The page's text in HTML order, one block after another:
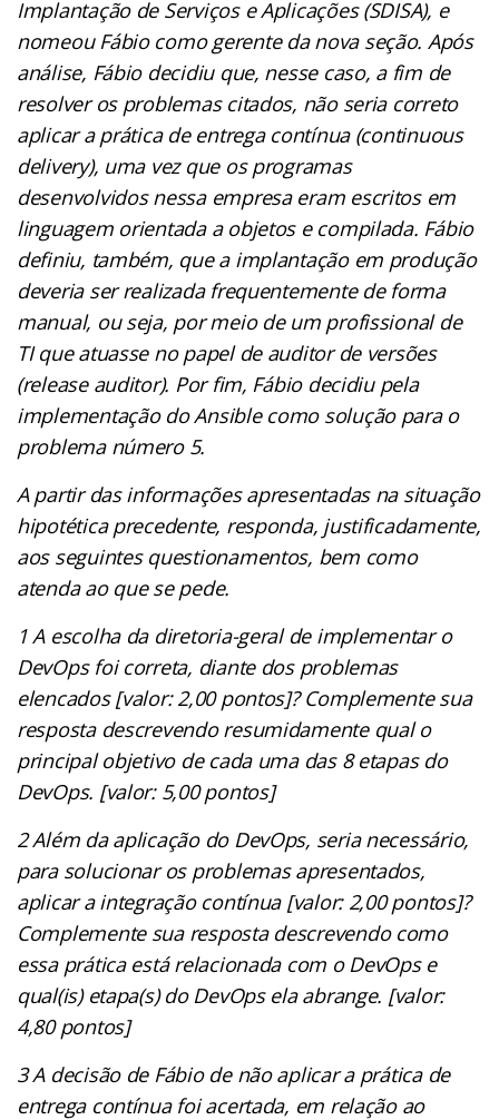
Implantação de Serviços e Aplicações (SDISA), e
nomeou Fábio como gerente da nova seção. Após
análise, Fábio decidiu que, nesse caso, a fim de
resolver os problemas citados, não seria correto
aplicar a prática de entrega contínua (continuous
delivery), uma vez que os programas
desenvolvidos nessa empresa eram escritos em
linguagem orientada a objetos e compilada. Fábio
definiu, também, que a implantação em produção
deveria ser realizada frequentemente de forma
manual, ou seja, por meio de um profissional de
TI que atuasse no papel de auditor de versões
(release auditor). Por fim, Fábio decidiu pela
implementação do Ansible como solução para o
problema número 5.
A partir das informações apresentadas na situação
hipotética precedente, responda, justificadamente,
aos seguintes questionamentos, bem como
atenda ao que se pede.
1 A escolha da diretoria-geral de implementar o
DevOps foi correta, diante dos problemas
elencados [valor: 2,00 pontos]? Complemente sua
resposta descrevendo resumidamente qual o
principal objetivo de cada uma das 8 etapas do
DevOps. [valor: 5,00 pontos]
2 Além da aplicação do DevOps, seria necessário,
para solucionar os problemas apresentados,
aplicar a integração contínua [valor: 2,00 pontos]?
Complemente sua resposta descrevendo como
essa prática está relacionada com o DevOps e
qual(is) etapa(s) do DevOps ela abrange. [valor:
4,80 pontos]
3 A decisão de Fábio de não aplicar a prática de
entrega contínua foi acertada, em relação ao